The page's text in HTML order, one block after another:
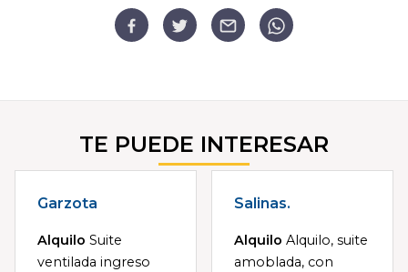
TE PUEDE INTERESAR
Garzota
Alquilo Suite
ventilada ingreso
Salinas.
Alquilo Alquilo, suite
amoblada, con